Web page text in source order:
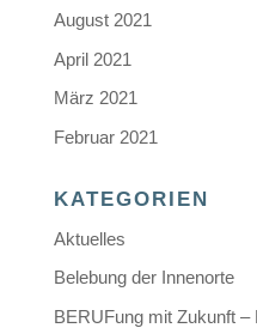
August 2021
April 2021
März 2021
Februar 2021
KATEGORIEN
Aktuelles
Belebung der Innenorte
BERUFung mit Zukunft –